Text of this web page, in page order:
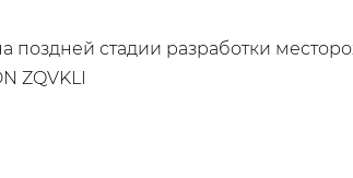
поздней стадии разработки
ZQVKLI